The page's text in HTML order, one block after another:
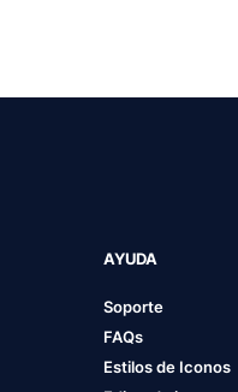
AYUDA
Soporte
FAQs
Estilos de Iconos